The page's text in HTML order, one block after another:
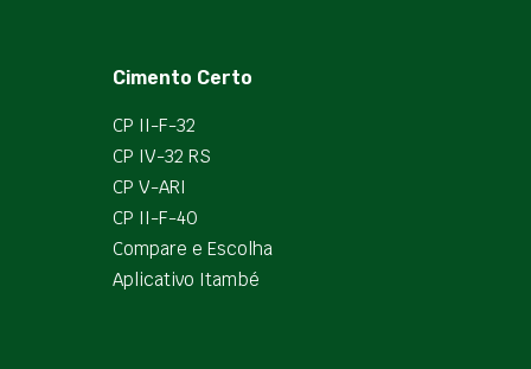
Cimento Certo
CP II-F-32
CP IV-32 RS
CP V-ARI
CP II-F-40
Compare e Escolha
Aplicativo Itambé